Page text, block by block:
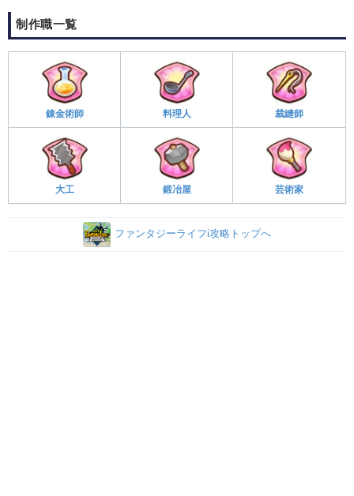
制作職一覧
錬金術師 料理人 裁縫師
大工 鍛冶屋 芸術家
ファンタジーライフi攻略トップへ